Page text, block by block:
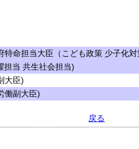
命担当大臣（こども政策 少子化
担当 共生社会担当)
大臣)
働副大臣)
戻る